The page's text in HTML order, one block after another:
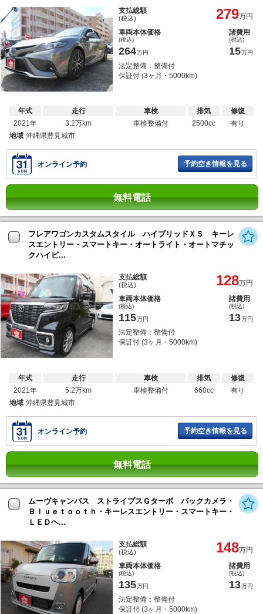
支払総額
(税込) 279万円
車両本体価格
(税込)
264万円
諸費用
(税込)
15万円
法定整備：整備付
保証付 (3ヶ月・5000km)
年式
2021年
走行
3.2万km
車検
車検整備付
排気
2500cc
修復
有り
地域 沖縄県豊見城市
オンライン予約 予約空き情報を見る
無料電話
フレアワゴンカスタムスタイル ハイブリッドＸＳ キーレ
スエントリー・スマートキー・オートライト・オートマチッ
クハイビ...
支払総額
(税込) 128万円
車両本体価格
(税込)
115万円
諸費用
(税込)
13万円
法定整備：整備付
保証付 (3ヶ月・5000km)
年式
2021年
走行
5.2万km
車検
車検整備付
排気
660cc
修復
有り
地域 沖縄県豊見城市
オンライン予約 予約空き情報を見る
無料電話
ムーヴキャンバス ストライプスＧターボ バックカメラ・
Ｂｌｕｅｔｏｏｔｈ・キーレスエントリー・スマートキー・
ＬＥＤヘ...
支払総額
(税込) 148万円
車両本体価格
(税込)
135万円
諸費用
(税込)
13万円
法定整備：整備付
保証付 (3ヶ月・5000km)